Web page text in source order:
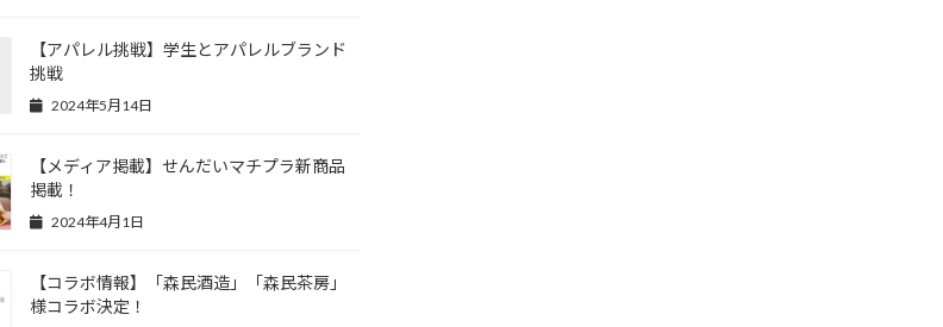
【アパレル挑戦】学生とアパレルブランド
挑戦
2024年5月14日
【メディア掲載】せんだいマチプラ新商品
掲載！
2024年4月1日
【コラボ情報】「森民酒造」「森民茶房」
様コラボ決定！